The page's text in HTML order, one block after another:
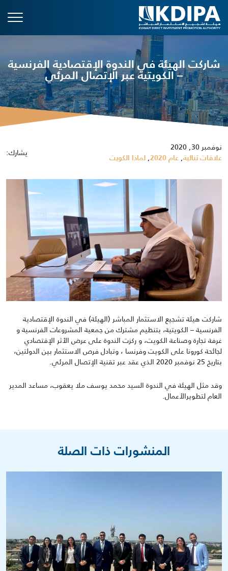
شاركت الهيئة في الندوة الإقتصادية الفرنسية
– الكويتية عبر الإتصال المرئي
نوفمبر 30, 2020
علاقات ثنائية, عام 2020 , لماذا الكويت يشارك:
شاركت هيئة تشجيع الاستثمار المباشر (الهيئة) في الندوة الإقتصادية
الفرنسية – الكويتية، بتنظيم مشترك من جمعية المشروعات الفرنسية و
غرفة تجارة وصناعة الكويت، و ركزت الندوة على عرض الأثر الإقتصادي
لجائحة كورونا على الكويت وفرنسا ، وتبادل فرص الاستثمار بين الدولتين،
بتاريخ 25 نوفمبر 2020 الذي عقد عبر تقنية الإتصال المرئي.
وقد مثل الهيئة في الندوة السيد محمد يوسف ملا يعقوب، مساعد المدير
العام لتطويرالأعمال.
المنشورات ذات الصلة